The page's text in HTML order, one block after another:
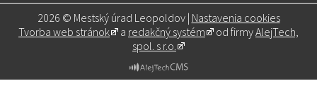
2026 © Mestský úrad Leopoldov | Nastavenia cookies
Tvorba web stránok
a redakčný systém od firmyAlejTech,
spol. s r.o.